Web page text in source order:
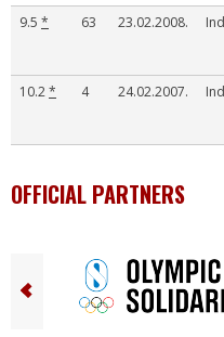
9.5 * 63 23.02.2008.
10.2* 4 24.02.2007.
OFFICIAL PARTNERS